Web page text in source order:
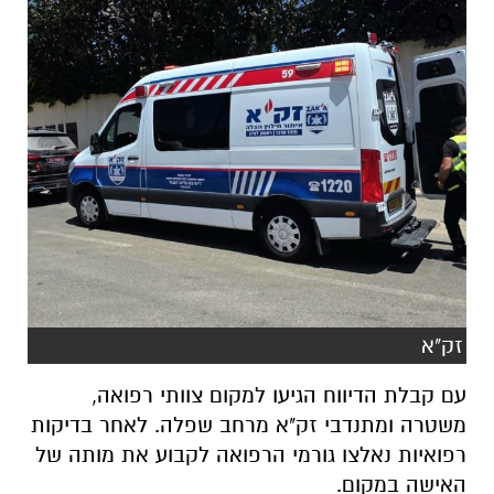
זק"א
עם קבלת הדיווח הגיעו למקום צוותי רפואה,
משטרה ומתנדבי זק"א מרחב שפלה. לאחר בדיקות
רפואיות נאלצו גורמי הרפואה לקבוע את מותה של
האישה במקום.